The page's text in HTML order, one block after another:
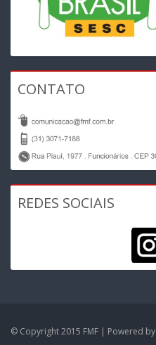
CONTATO
REDES SOCIAIS
© Copyright 2015 FMF | Powered by